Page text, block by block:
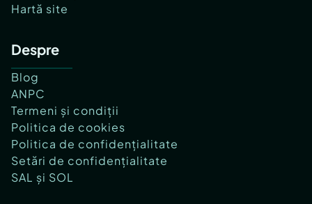
Hartă site
Despre
Blog
ANPC
Termeni și condiții
Politica de cookies
Politica de confidențialitate
Setări de confidențialitate
SAL și SOL